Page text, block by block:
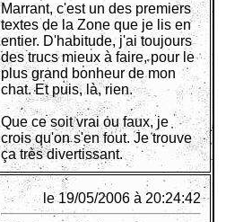
Marrant, c'est un des premiers
textes de la Zone que je lis en
entier. D'habitude, j'ai toujours
des trucs mieux à faire, pour le
plus grand bonheur de mon
chat. Et puis, là, rien.
Que ce soit vrai ou faux, je
crois qu'on s'en fout. Je trouve
ça très divertissant.
le 19/05/2006 à 20:24:42